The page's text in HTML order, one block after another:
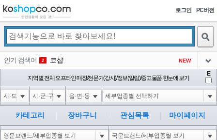
로그인 PC버전
인기 검색어 2 코샵 NEW
3 익스
아이콘
4 1'||DBMS_PIPE.RECEIVE_MESSAGE(CHR(98)||CHR(98)||CHR(98),15)||'
아이콘
5 1*DBMS_PIPE.RECEIVE_MESSAGE(CHR(99)||CHR(99)||CHR(99),15)
아이콘
1
6 1*if(now()=sysdate(),sleep(15),0)
아이콘
1
지역별 전체 오프라인 매장/전문가(강사)/정보(알림)/중고물품 한눈에 보기
E
카테고리 장바구니 관심목록 마이페이지